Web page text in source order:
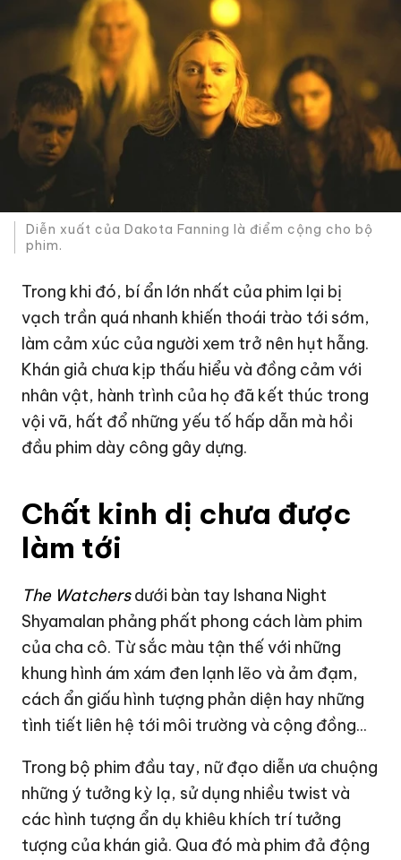
Diễn xuất của Dakota Fanning là điểm cộng cho bộ
phim.
Trong khi đó, bí ẩn lớn nhất của phim lại bị
vạch trần quá nhanh khiến thoái trào tới sớm,
làm cảm xúc của người xem trở nên hụt hẫng.
Khán giả chưa kịp thấu hiểu và đồng cảm với
nhân vật, hành trình của họ đã kết thúc trong
vội vã, hất đổ những yếu tố hấp dẫn mà hồi
đầu phim dày công gây dựng.
Chất kinh dị chưa được
làm tới
The Watchersdưới bàn tay Ishana Night
Shyamalan phảng phất phong cách làm phim
của cha cô. Từ sắc màu tận thế với những
khung hình ám xám đen lạnh lẽo và ảm đạm,
cách ẩn giấu hình tượng phản diện hay những
tình tiết liên hệ tới môi trường và cộng đồng...
Trong bộ phim đầu tay, nữ đạo diễn ưa chuộng
những ý tưởng kỳ lạ, sử dụng nhiều twist và
các hình tượng ẩn dụ khiêu khích trí tưởng
tượng của khán giả. Qua đó mà phim đả động